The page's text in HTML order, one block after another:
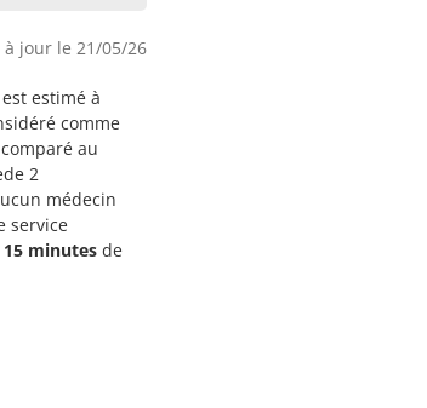
à jour le 21/05/26
estimé à
comme
au
2
médecin
service
15 minutes de